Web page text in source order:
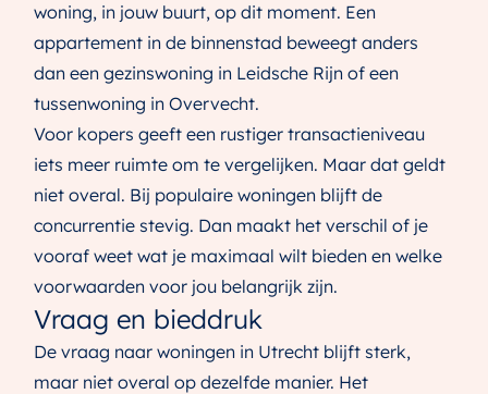
woning, in jouw buurt, op dit moment. Een
appartement in de binnenstad beweegt anders
dan een gezinswoning in Leidsche Rijn of een
tussenwoning in Overvecht.
Voor kopers geeft een rustiger transactieniveau
iets meer ruimte om te vergelijken. Maar dat geldt
niet overal. Bij populaire woningen blijft de
concurrentie stevig. Dan maakt het verschil of je
vooraf weet wat je maximaal wilt bieden en welke
voorwaarden voor jou belangrijk zijn.
Vraag en bieddruk
De vraag naar woningen in Utrecht blijft sterk,
maar niet overal op dezelfde manier. Het